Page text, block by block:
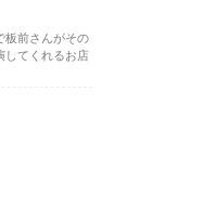
板前さんがその
してくれるお店